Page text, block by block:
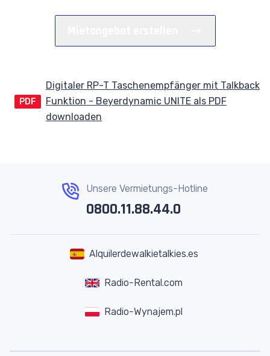
PDF
Digitaler RP-T Taschenempfänger mit Talkback
Funktion - Beyerdynamic UNITE als PDF
downloaden
Unsere Vermietungs-Hotline
0800.11.88.44.0
Alquilerdewalkietalkies.es
Radio-Rental.com
Radio-Wynajem.pl